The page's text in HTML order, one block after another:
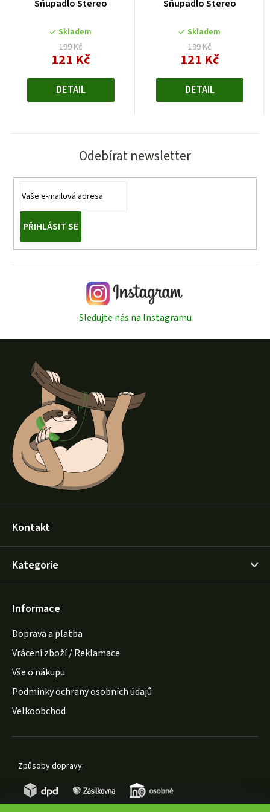
Šňupadlo Stereo
Skladem
199 Kč
121 KčMěrná
DETAIL
Šňupadlo Stereo
Skladem
199 Kč
121 KčMěrná
DETAIL
Odebírat newsletter
PŘIHLÁSIT SE
Sledujte nás na Instagramu
Kontakt
Kategorie
Informace
Doprava a platba
Vrácení zboží / Reklamace
Vše o nákupu
Podmínky ochrany osobních údajů
Velkoobchod
Způsoby dopravy: